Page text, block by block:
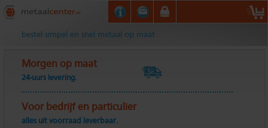
Metaalcenter.nl
bestel simpel en snel metaal op maat
Morgen op maat
24-uurs levering.
Voor bedrijf en particulier
alles uit voorraad leverbaar.